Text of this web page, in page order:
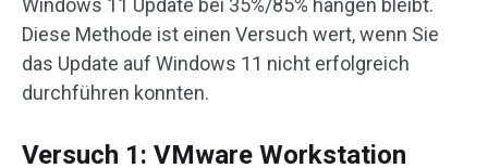
Windows 11 Update bei 35%/85% hängen bleibt.
Diese Methode ist einen Versuch wert, wenn Sie
das Update auf Windows 11 nicht erfolgreich
durchführen konnten.
Versuch 1: VMware Workstation